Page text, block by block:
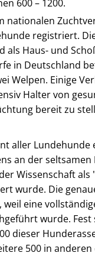
600 – 1200.
nationalen
registriert.
als Haus- und
in Deutschland
Welpen. Einige
Halter von
bereit zu
aller Lundehunde
an der
Wissenschaft als
wurde. Die
weil eine
wurde. Fest
dieser
500 in